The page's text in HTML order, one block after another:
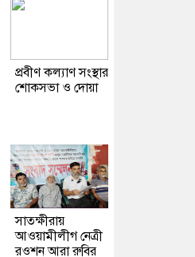
প্রবীণ কল্যাণ সংস্থার
শোকসভা ও দোয়া
সাতক্ষীরায়
আওয়ামীলীগ নেত্রী
রওশন আরা রুবির